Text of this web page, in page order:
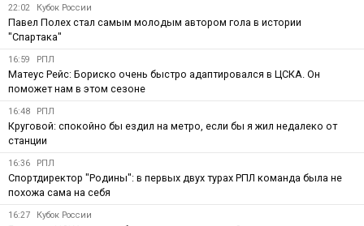
22:02 Кубок России
Павел Полех стал самым молодым автором гола в истории
"Спартака"
16:59 РПЛ
Матеус Рейс: Бориско очень быстро адаптировался в ЦСКА. Он
поможет нам в этом сезоне
16:48 РПЛ
Круговой: спокойно бы ездил на метро, если бы я жил недалеко от
станции
16:36 РПЛ
Спортдиректор "Родины": в первых двух турах РПЛ команда была не
похожа сама на себя
16:27 Кубок России